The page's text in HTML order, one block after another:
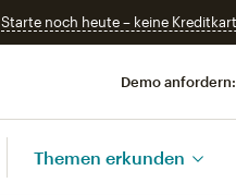
Starte noch heute – keine
Demo anfordern:
Themen erkunden